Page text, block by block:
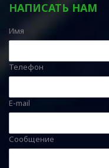
НАПИСАТЬ НАМ
Имя
Телефон
E-mail
Сообщение